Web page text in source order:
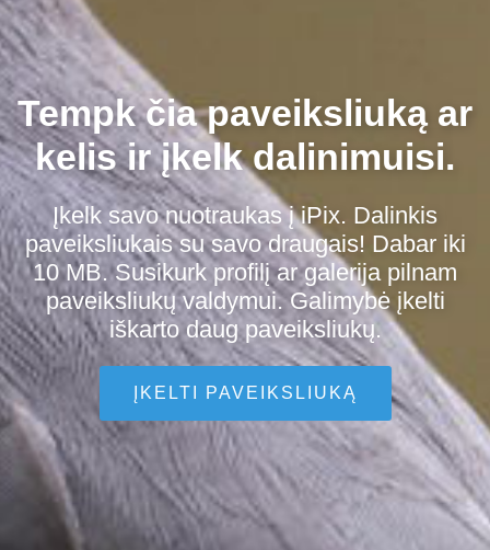
Tempk čia paveiksliuką ar
kelis ir įkelk dalinimuisi.
Įkelk savo nuotraukas į iPix. Dalinkis
paveiksliukais su savo draugais! Dabar iki
10 MB. Susikurk profilį ar galerija pilnam
paveiksliukų valdymui. Galimybė įkelti
iškarto daug paveiksliukų.
ĮKELTI PAVEIKSLIUKĄ